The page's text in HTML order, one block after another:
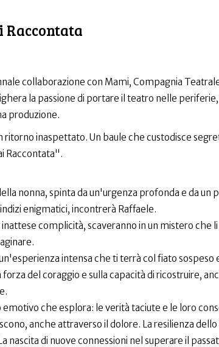
Raccontata
collaborazione con Mami, Compagnia
la passione di portare il teatro nelle
produzione.
ritorno inaspettato. Un baule che custodisce
Raccontata".
nonna, spinta da un'urgenza profonda e da un
enigmatici, incontrerà Raffaele.
complicità, scaveranno in un mistero che li
intensa che ti terrà col fiato sospeso
forza del coraggio e sulla capacità di ricostruire,
emotivo che esplora: le verità taciute e le loro
anche attraverso il dolore. La resilienza
nascita di nuove connessioni nel superare il